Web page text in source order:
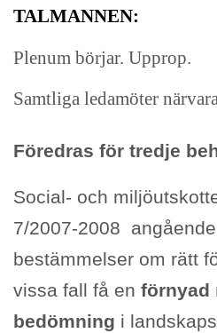
TALMANNEN:
Plenum börjar. Upprop.
Samtliga ledamöter
Föredras för tredje
Social- och
7/2007-2008
bestämmelser om rätt
vissa fall få en förnyad
bedömning i